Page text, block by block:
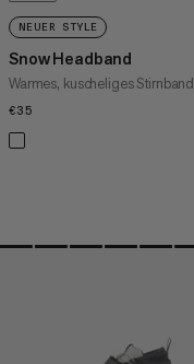
NEUER STYLE
Snow Headband
Warmes, kuscheliges Stirnband
€35